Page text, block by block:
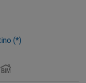
(*)